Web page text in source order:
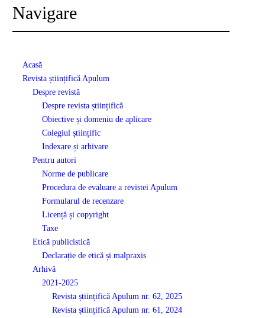
Navigare
Acasă
Revista științifică Apulum
Despre revistă
Despre revista științifică
Obiective și domeniu de aplicare
Colegiul științific
Indexare și arhivare
Pentru autori
Norme de publicare
Procedura de evaluare a revistei Apulum
Formularul de recenzare
Licență și copyright
Taxe
Etică publicistică
Declarație de etică și malpraxis
Arhivă
2021-2025
Revista științifică Apulum nr. 62, 2025
Revista științifică Apulum nr. 61, 2024